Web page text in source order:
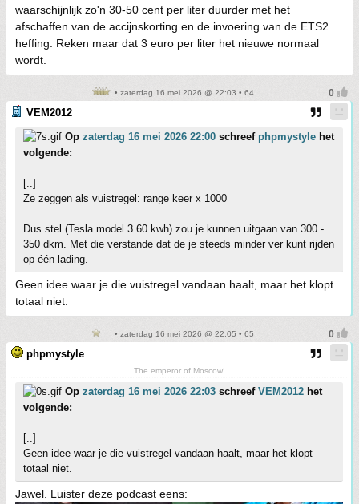
waarschijnlijk zo'n 30-50 cent per liter duurder met het
afschaffen van de accijnskorting en de invoering van de ETS2
heffing. Reken maar dat 3 euro per liter het nieuwe normaal
wordt.
• zaterdag 16 mei 2026 @ 22:03 • 64
VEM2012
Op zaterdag 16 mei 2026 22:00 schreef phpmystyle het
volgende:
[..]
Ze zeggen als vuistregel: range keer x 1000
Dus stel (Tesla model 3 60 kwh) zou je kunnen uitgaan van 300 -
350 dkm. Met die verstande dat de je steeds minder ver kunt rijden
op één lading.
Geen idee waar je die vuistregel vandaan haalt, maar het klopt
totaal niet.
• zaterdag 16 mei 2026 @ 22:05 • 65
phpmystyle
The emperor of Moscow!
Op zaterdag 16 mei 2026 22:03 schreef VEM2012 het
volgende:
[..]
Geen idee waar je die vuistregel vandaan haalt, maar het klopt
totaal niet.
Jawel. Luister deze podcast eens: